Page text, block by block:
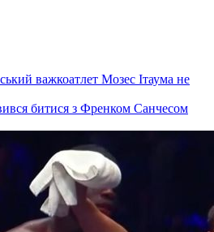
битися з Френком Санчесом